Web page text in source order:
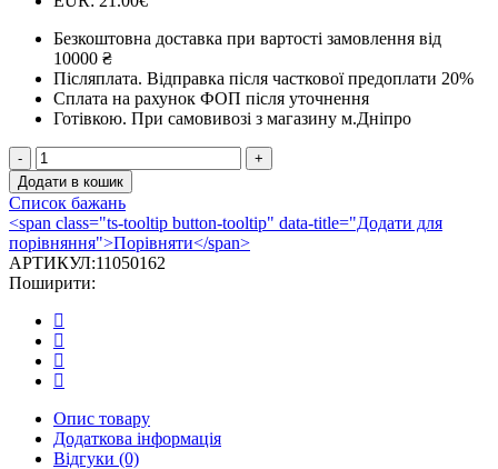
Безкоштовна доставка при вартості замовлення від
10000 ₴
Післяплата. Відправка після часткової предоплати 20%
Сплата на рахунок ФОП після уточнення
Готівкою. При самовивозі з магазину м.Дніпро
Редукція
Darco
RD
Ø
180/220
чорна
сталь
2
мм
кількість
Додати в кошик
Список бажань
<span class="ts-tooltip button-tooltip" data-title="Додати для
порівняння">Порівняти</span>
АРТИКУЛ:11050162
Поширити:
Опис товару
Додаткова інформація
Відгуки (0)